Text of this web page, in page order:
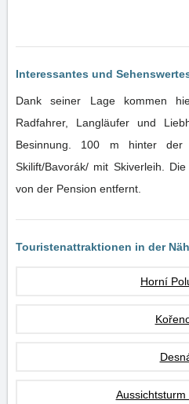
Interessantes und
Dank seiner Lage kommen
Radfahrer, Langläufer und
Besinnung. 100 m hinter der
Skilift/Bavorák/ mit Skiverleih.
von der Pension entfernt.
Touristenattraktionen in der
Horní
Aussichtsturm